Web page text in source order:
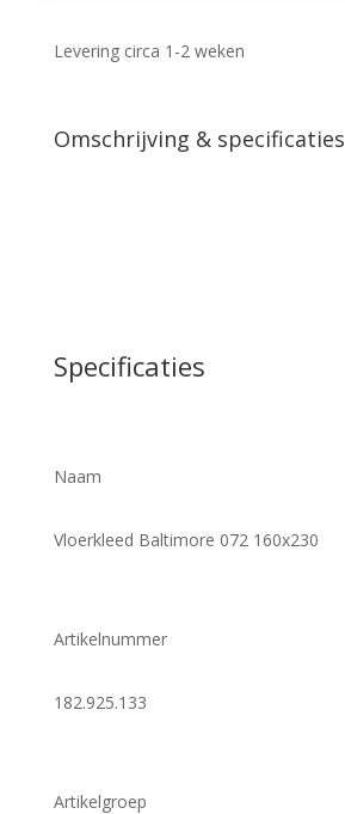
Levering circa 1-2 weken
Omschrijving & specificaties
Specificaties
Naam
Vloerkleed Baltimore 072 160x230
Artikelnummer
182.925.133
Artikelgroep